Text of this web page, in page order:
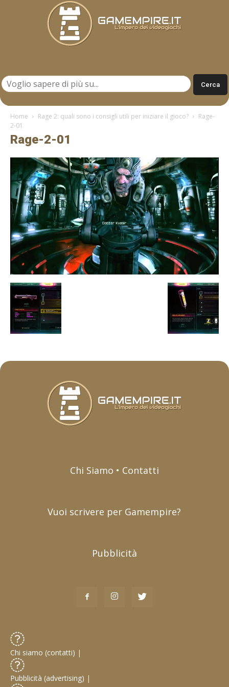
Home Rage 2: quali sono i consigli utili per iniziare il gioco?
Rage-
2-01
Rage-2-01
Chi Siamo • Contatti
Vuoi scrivere per Gamempire?
Pubblicità
Chi siamo (contatti) |
Pubblicità (advertising) |